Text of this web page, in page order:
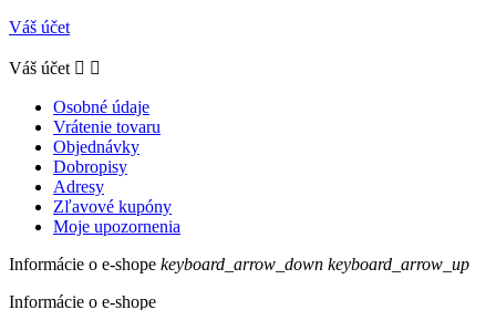
Váš účet
Váš účet  
Osobné údaje
Vrátenie tovaru
Objednávky
Dobropisy
Adresy
Zľavové kupóny
Moje upozornenia
Informácie o e-shope keyboard_arrow_down keyboard_arrow_up
Informácie o e-shope